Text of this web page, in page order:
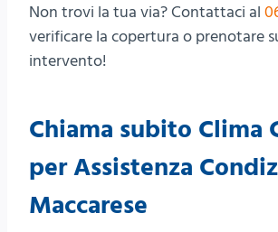
Non trovi la tua via? Contattaci al
verificare la copertura o prenotare
intervento!
Chiama subito Clima
per Assistenza
Maccarese